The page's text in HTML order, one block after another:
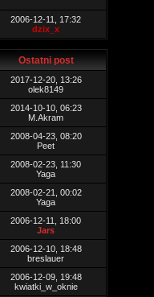
2006-12-11, 17:32
dzix_x
Ostatni post
2017-12-20, 13:26
olek8149
2014-10-10, 06:23
M.Akram
2008-04-23, 08:20
Peet
2008-02-23, 11:30
Yaga
2008-02-21, 00:02
Yaga
2006-12-11, 18:00
Jars
2006-12-10, 18:48
breslauer
2006-12-09, 19:48
kwiatki_w_oknie